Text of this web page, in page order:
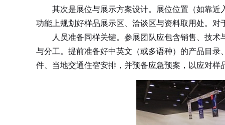
其次是展位与展示方案设计。展位位置（如靠近入
功能上规划好样品展示区、洽谈区与资料取用处。对
人员准备同样关键。参展团队应包含销售、技术
与分工。提前准备好中英文（或多语种）的产品目
件、当地交通住宿安排，并预备应急预案，以应对样